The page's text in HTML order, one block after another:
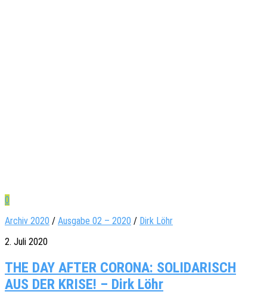
0
Archiv 2020 / Ausgabe 02 – 2020 / Dirk Löhr
2. Juli 2020
THE DAY AFTER CORONA: SOLIDARISCH
AUS DER KRISE! – Dirk Löhr